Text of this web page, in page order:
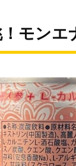
モンエ